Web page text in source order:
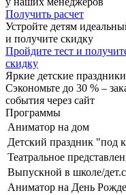
Получить расчет
Устройте детям
и получите скидку
Пройдите тест и
скидку
Яркие детские
Сэкономьте до 30 % –
события через сайт
Программы
Аниматор на дом
Детский праздник "под
Театральное
Выпускной в школе/
Аниматор на День